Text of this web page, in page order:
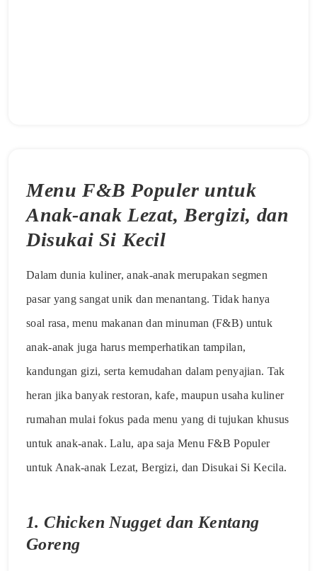
Menu F&B Populer untuk
Anak-anak Lezat, Bergizi, dan
Disukai Si Kecil
Dalam dunia kuliner, anak-anak merupakan segmen
pasar yang sangat unik dan menantang. Tidak hanya
soal rasa, menu makanan dan minuman (F&B) untuk
anak-anak juga harus memperhatikan tampilan,
kandungan gizi, serta kemudahan dalam penyajian. Tak
heran jika banyak restoran, kafe, maupun usaha kuliner
rumahan mulai fokus pada menu yang di tujukan khusus
untuk anak-anak. Lalu, apa saja Menu F&B Populer
untuk Anak-anak Lezat, Bergizi, dan Disukai Si Kecila.
1.Chicken Nugget dan Kentang
Goreng